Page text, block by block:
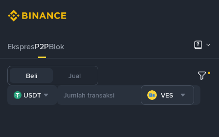
EkspresP2PBlok
Beli Jual
USDT VES